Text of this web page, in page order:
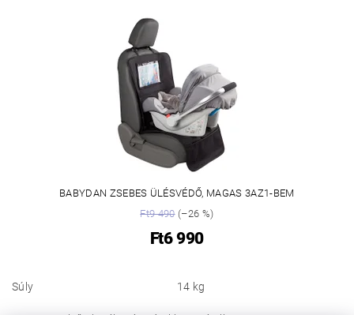
BABYDAN ZSEBES ÜLÉSVÉDŐ, MAGAS 3AZ1-BEM
Ft9 490(–26 %)
Ft6 990
Súly 14 kg